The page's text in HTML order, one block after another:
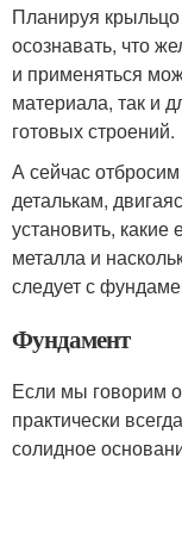
Планируя
осознавать, что
и применяться
материала, так и
готовых строений.
А сейчас
деталькам,
установить, какие
металла и
следует с
Фундамент
Если мы говорим
практически
солидное